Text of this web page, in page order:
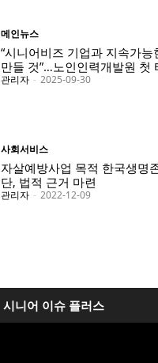
메인뉴스
“시니어비즈 기업과 지속가능
만들 것”…노인인력개발원 첫
관리자 - 2025-09-30
사회서비스
자살예방사업 목적 한국생명
단, 법적 근거 마련
관리자 - 2022-12-09
시니어 이슈 플러스